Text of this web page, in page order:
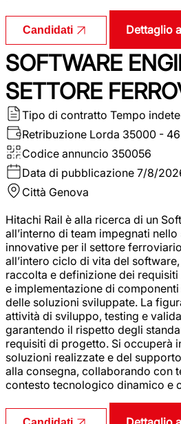
Candidati Dettaglio
SOFTWARE
SETTORE
Tipo di contratto Tempo
Retribuzione Lorda 35000 -
Codice annuncio 350056
Data di pubblicazione 7/8/
Città Genova
Hitachi Rail è alla ricerca di un
all’interno di team impegnati
innovative per il settore
all’intero ciclo di vita del
raccolta e definizione dei
e implementazione di
delle soluzioni sviluppate. La
attività di sviluppo, testing e
garantendo il rispetto degli
requisiti di progetto. Si occuperà
soluzioni realizzate e del
alla consegna, collaborando con
contesto tecnologico dinamico e